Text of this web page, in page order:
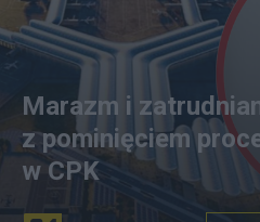
Marazm i
z pominięciem
w CPK